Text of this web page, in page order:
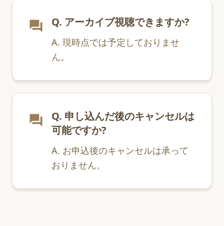
question_answer Q. アーカイブ視聴できますか?
A. 現時点では予定しておりませ
ん。
question_answer
Q. 申し込んだ後のキャンセルは
可能ですか?
A. お申込後のキャンセルは承って
おりません。